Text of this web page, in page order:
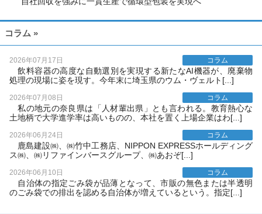
コラム »
2026年07月17日 コラム
飲料容器の高度な自動選別を実現する新たなAI機器が、廃棄物
処理の現場に姿を現す。今年末に埼玉県のウム・ヴェルト[...]
2026年07月08日 コラム
私の地元の奈良県は「人材輩出県」とも言われる。教育熱心な
土地柄で大学進学率は高いものの、本社を置く上場企業はわ[...]
2026年06月24日 コラム
鹿島建設㈱、㈱竹中工務店、NIPPON EXPRESSホールディング
ス㈱、㈱リファインバースグループ、㈱あおぞ[...]
2026年06月10日 コラム
自治体の指定ごみ袋が品薄となって、市販の無色または半透明
のごみ袋での排出を認める自治体が増えているという。指定[...]